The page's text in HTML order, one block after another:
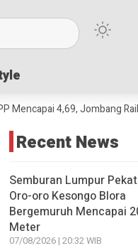
4,69, Jombang Raih
Recent News
Semburan Lumpur
Oro-oro Kesongo Blora
Bergemuruh Mencapai
Meter
07/08/2026 | 20:32 WIB